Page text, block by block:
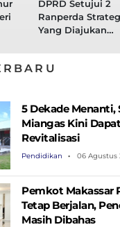
DPRD Setujui 2
Ranperda
Yang Diajukan
5 Dekade Menanti,
Miangas Kini
Revitalisasi
Pendidikan 06 Agustus
Pemkot Makassar
Tetap Berjalan,
Masih Dibahas